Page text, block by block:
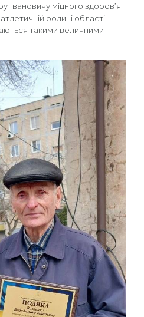
міцного здоров’я
родині області —
такими величними